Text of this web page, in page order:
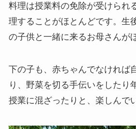
料理は授業料の免除が受けられ
理することがほとんどです。生
の子供と一緒に来るお母さんが
下の子も、赤ちゃんでなければ
り、野菜を切る手伝いをしたり
授業に混ざったりと、楽しんで